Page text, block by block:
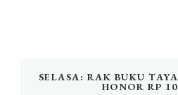
SELASA: RAK BUKU
HONOR RP